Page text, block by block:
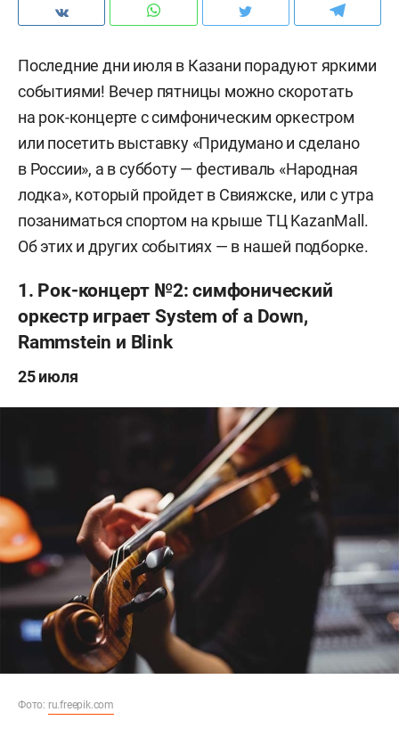
Последние дни июля в Казани порадуют яркими
событиями! Вечер пятницы можно скоротать
на рок-концерте с симфоническим оркестром
или посетить выставку «Придумано и сделано
в России», а в субботу — фестиваль «Народная
лодка», который пройдет в Свияжске, или с утра
позаниматься спортом на крыше ТЦ KazanMall.
Об этих и других событиях — в нашей подборке.
1. Рок-концерт №2: симфонический
оркестр играет System of a Down,
Rammstein и Blink
25 июля
Фото: ru.freepik.com